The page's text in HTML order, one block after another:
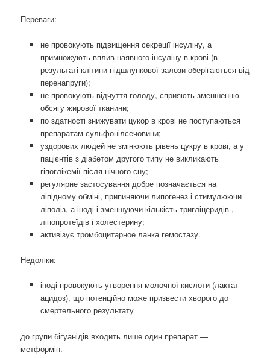
Переваги: ​​
не провокують підвищення секреції інсуліну, а
примножують вплив наявного інсуліну в крові (в
результаті клітини підшлункової залози оберігаються від
перенапруги);
не провокують відчуття голоду, сприяють зменшенню
обсягу жирової тканини;
по здатності знижувати цукор в крові не поступаються
препаратам сульфонілсечовини;
уздорових людей не змінюють рівень цукру в крові, а у
пацієнтів з діабетом другого типу не викликають
гіпоглікемії після нічного сну;
регулярне застосування добре позначається на
ліпідному обміні, припиняючи липогенез і стимулюючи
ліполіз, а іноді і зменшуючи кількість тригліцеридів ,
ліпопротеїдів і холестерину;
активізує тромбоцитарное ланка гемостазу.
Недоліки:
іноді провокують утворення молочної кислоти (лактат-
ацидоз), що потенційно може призвести хворого до
смертельного результату
до групи бігуанідів входить лише один препарат —
метформін.